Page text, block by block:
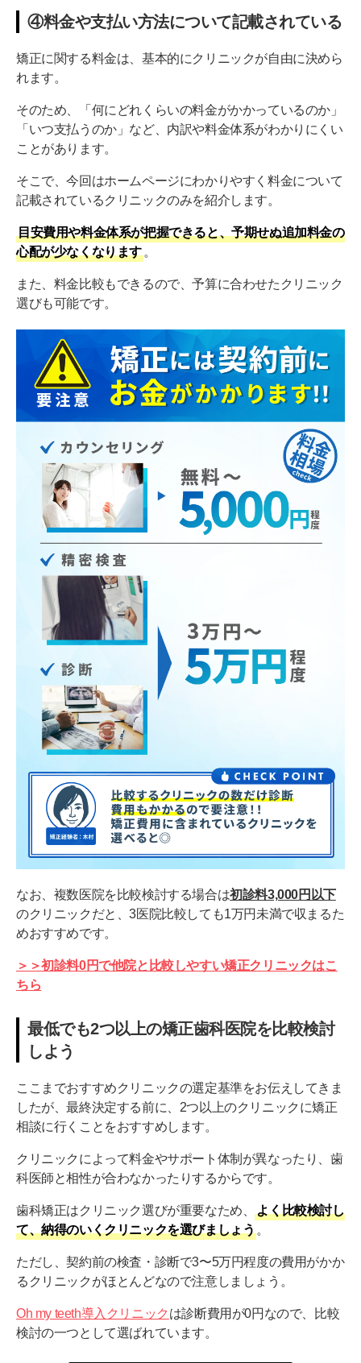
④料金や支払い方法について記載されている
矯正に関する料金は、基本的にクリニックが自由に決めら
れます。
そのため、「何にどれくらいの料金がかかっているのか」
「いつ支払うのか」など、内訳や料金体系がわかりにくい
ことがあります。
そこで、今回はホームページにわかりやすく料金について
記載されているクリニックのみを紹介します。
目安費用や料金体系が把握できると、予期せぬ追加料金の
心配が少なくなります 。
また、料金比較もできるので、予算に合わせたクリニック
選びも可能です。
なお、複数医院を比較検討する場合は初診料3,000円以下
のクリニックだと、3医院比較しても1万円未満で収まるた
めおすすめです。
＞＞初診料0円で他院と比較しやすい矯正クリニックはこ
ちら
最低でも2つ以上の矯正歯科医院を比較検討
しよう
ここまでおすすめクリニックの選定基準をお伝えしてきま
したが、最終決定する前に、2つ以上のクリニックに矯正
相談に行くことをおすすめします。
クリニックによって料金やサポート体制が異なったり、歯
科医師と相性が合わなかったりするからです。
歯科矯正はクリニック選びが重要なため、
よく比較検討し
て、納得のいくクリニックを選びましょう 。
ただし、契約前の検査・診断で3〜5万円程度の費用がかか
るクリニックがほとんどなので注意しましょう。
Oh my teeth導入クリニック は診断費用が0円なので、比較
検討の一つとして選ばれています。